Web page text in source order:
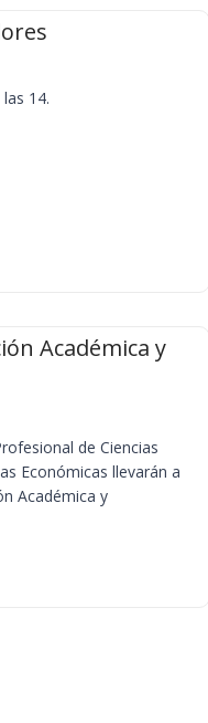
14.
Académica y
de Ciencias
Económicas llevarán a
Académica y